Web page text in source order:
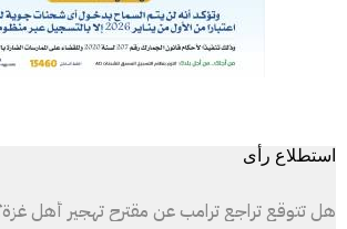
استطلاع رأى
هل تتوقع تراجع ترامب عن مقترح تهجير أهل